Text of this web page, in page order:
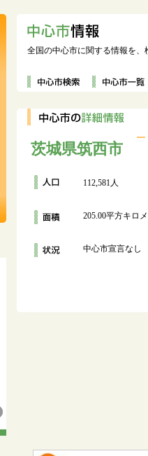
全国の中心市に関する情報を
茨城県筑西市
112,581人
205.00平方キロ
中心市宣言なし